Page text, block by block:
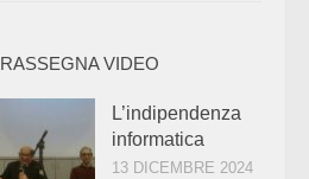
RASSEGNA VIDEO
L’indipendenza
informatica
13 DICEMBRE 2024